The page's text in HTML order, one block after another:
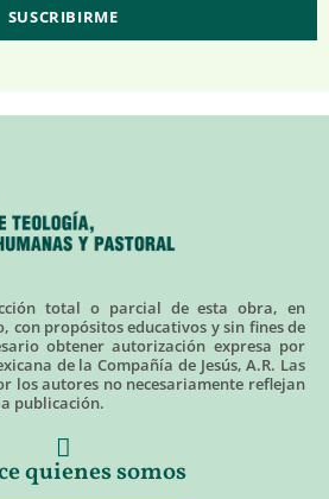
total o parcial de esta obra, en
con propósitos educativos y sin fines de
obtener autorización expresa por
de la Compañía de Jesús, A.R. Las
los autores no necesariamente reflejan
publicación.
quienes somos